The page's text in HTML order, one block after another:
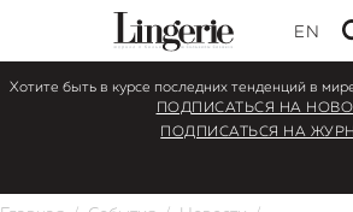
EN
Хотите быть в курсе последних тенденций в
ПОДПИСАТЬСЯ НА
ПОДПИСАТЬСЯ НА